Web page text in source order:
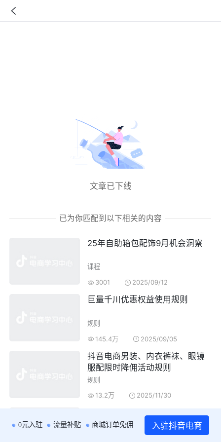
文章已下线
已为你匹配到以下相关的内容
25年自助箱包配饰9月机会洞察
课程
3001
2025/09/12
巨量千川 优惠权益使用规则
规则
145.4万
2025/09/05
抖音电商男装、内衣裤袜、眼镜
服配限时降佣活动规则
规则
13.2万
2025/11/30
0元入驻 流量补贴 商城订单免佣 入驻抖音电商